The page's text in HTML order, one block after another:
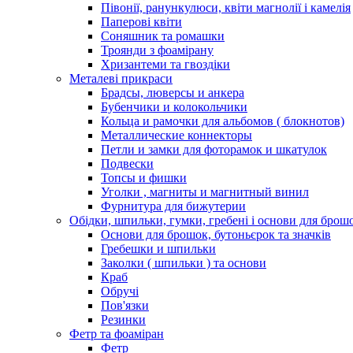
Півонії, ранункулюси, квіти магнолії і камелія
Паперові квіти
Соняшник та ромашки
Троянди з фоамірану
Хризантеми та гвоздіки
Металеві прикраси
Брадсы, люверсы и анкера
Бубенчики и колокольчики
Кольца и рамочки для альбомов ( блокнотов)
Металлические коннекторы
Петли и замки для фоторамок и шкатулок
Подвески
Топсы и фишки
Уголки , магниты и магнитный винил
Фурнитура для бижутерии
Обідки, шпильки, гумки, гребені і основи для
Основи для брошок, бутоньєрок та значків
Гребешки и шпильки
Заколки ( шпильки ) та основи
Краб
Обручі
Пов'язки
Резинки
Фетр та фоаміран
Фетр